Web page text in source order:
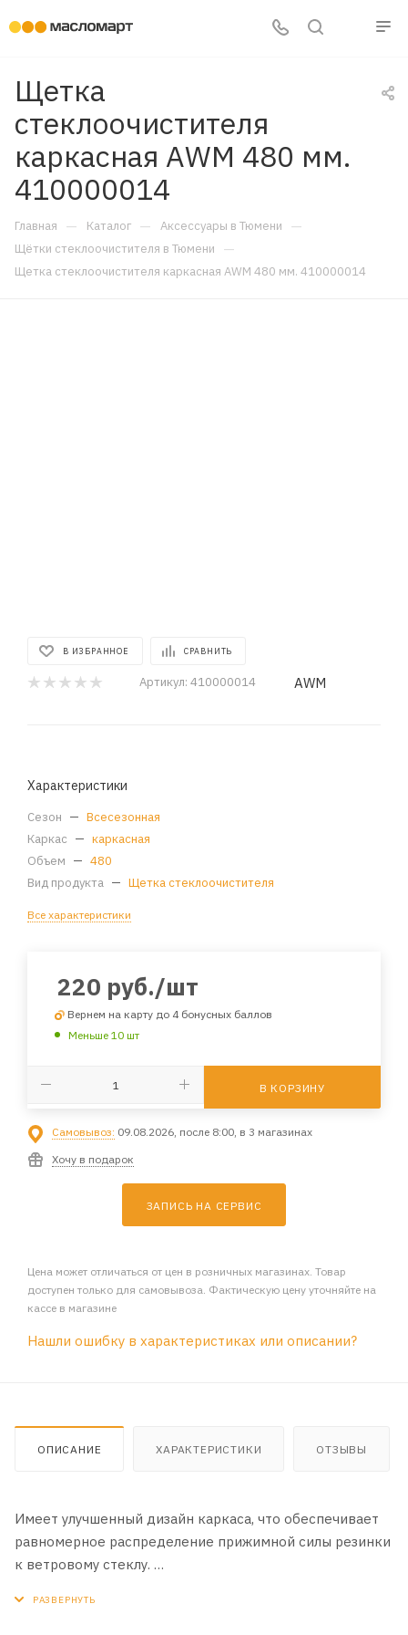
Щетка
стеклоочистителя
каркасная AWM 480 мм.
410000014
Главная — Каталог — Аксессуары в Тюмени —
Щётки стеклоочистителя в Тюмени —
Щетка стеклоочистителя каркасная AWM 480 мм. 410000014
В ИЗБРАННОЕ СРАВНИТЬ
Артикул: 410000014 AWM
Характеристики
Сезон — Всесезонная
Каркас — каркасная
Объем — 480
Вид продукта — Щетка стеклоочистителя
Все характеристики
220 руб./шт
Вернем на карту до 4 бонусных баллов
Меньше 10 шт
В КОРЗИНУ
Самовывоз: 09.08.2026, после 8:00, в 3 магазинах
Хочу в подарок
ЗАПИСЬ НА СЕРВИС
Цена может отличаться от цен в розничных магазинах. Товар
доступен только для самовывоза. Фактическую цену уточняйте на
кассе в магазине
Нашли ошибку в характеристиках или описании?
ОПИСАНИЕ ХАРАКТЕРИСТИКИ ОТЗЫВЫ
Имеет улучшенный дизайн каркаса, что обеспечивает
равномерное распределение прижимной силы резинки
к ветровому стеклу.